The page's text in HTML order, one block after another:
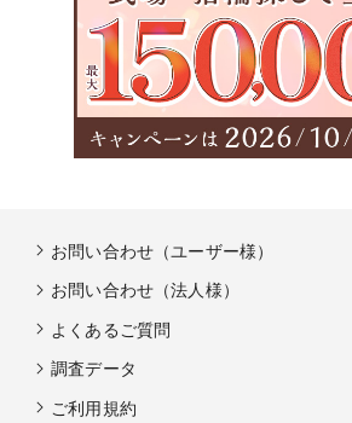
お問い合わせ（ユーザー様）
お問い合わせ（法人様）
よくあるご質問
調査データ
ご利用規約